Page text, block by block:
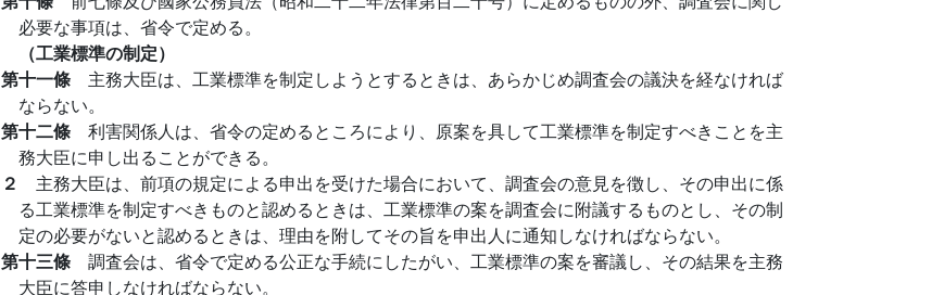
必要な事項は、省令で定める。
（工業標準の制定）
第十一條 主務大臣は、工業標準を制定しようとするときは、あらかじめ調査会の議決を経なければ
ならない。
第十二條 利害関係人は、省令の定めるところにより、原案を具して工業標準を制定すべきことを主
務大臣に申し出ることができる。
２ 主務大臣は、前項の規定による申出を受けた場合において、調査会の意見を徴し、その申出に係
る工業標準を制定すべきものと認めるときは、工業標準の案を調査会に附議するものとし、その制
定の必要がないと認めるときは、理由を附してその旨を申出人に通知しなければならない。
第十三條 調査会は、省令で定める公正な手続にしたがい、工業標準の案を審議し、その結果を主務
大臣に答申しなければならない。